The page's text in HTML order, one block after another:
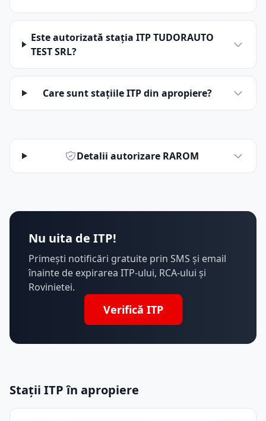
Este autorizată stația ITP TUDORAUTO
TEST SRL?
Care sunt stațiile ITP din apropiere?
Detalii autorizare RAROM
Nu uita de ITP!
Primești notificări gratuite prin SMS și email
înainte de expirarea ITP-ului, RCA-ului și
Rovinietei.
Verifică ITP
Stații ITP în apropiere